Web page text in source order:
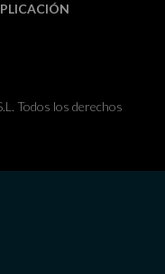
Todos los derechos